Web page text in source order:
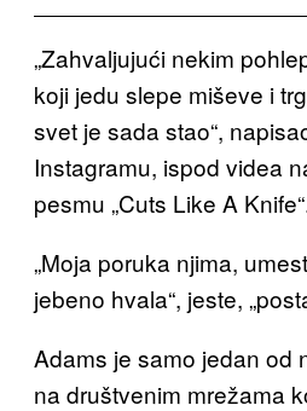
„Zahvaljujući nekim
koji jedu slepe miševe i
svet je sada stao“,
Instagramu, ispod videa
pesmu „Cuts Like A
„Moja poruka njima,
jebeno hvala“, jeste,
Adams je samo jedan od
na društvenim mrežama